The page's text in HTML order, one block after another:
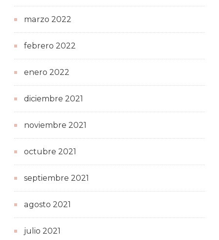
marzo 2022
febrero 2022
enero 2022
diciembre 2021
noviembre 2021
octubre 2021
septiembre 2021
agosto 2021
julio 2021